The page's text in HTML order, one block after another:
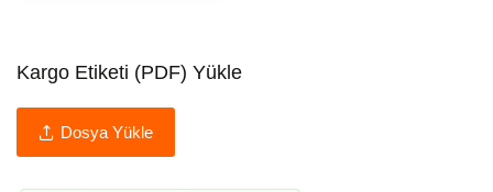
Kargo Etiketi (PDF) Yükle
Dosya Yükle